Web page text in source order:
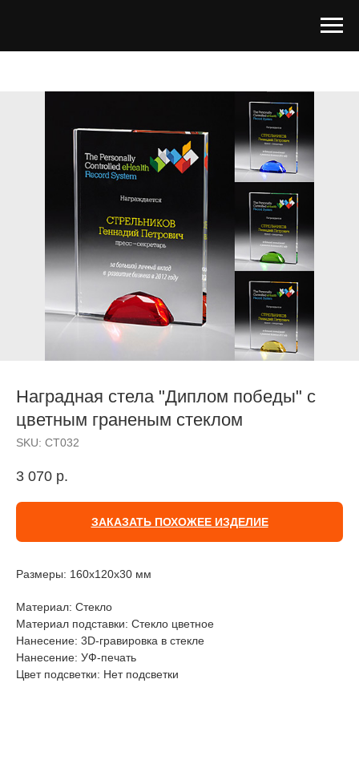
Наградная стела "Диплом победы" с
цветным граненым стеклом
SKU: СТ032
3 070 р.
ЗАКАЗАТЬ ПОХОЖЕЕ ИЗДЕЛИЕ
Размеры: 160х120х30 мм
Материал: Стекло
Материал подставки: Стекло цветное
Нанесение: 3D-гравировка в стекле
Нанесение: УФ-печать
Цвет подсветки: Нет подсветки